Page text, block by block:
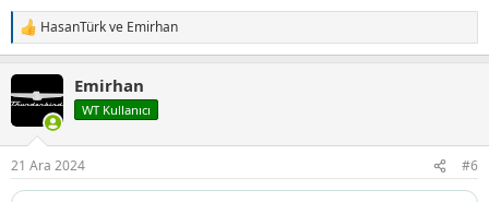
T
e
i
HasanTürkve Emirhan
Emirhan
WT Kullanıcı
21 Ara 2024 #6